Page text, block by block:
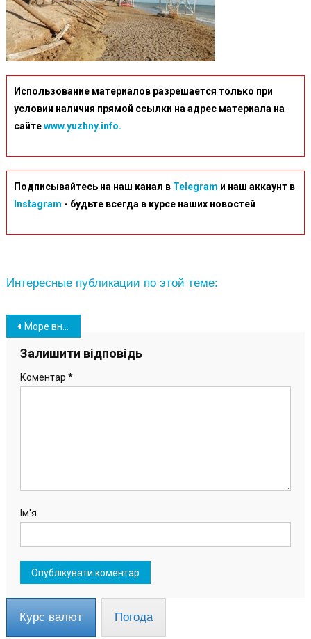
Использование материалов разрешается только при
условии наличия прямой ссылки на адрес материала на
сайтеwww.yuzhny.info.
Подписывайтесь на наш канал в Telegram и наш аккаунт в
Instagram - будьте всегда в курсе наших новостей
Интересные публикации по этой теме:
Навігація
записів
Море вновь смыло часть пляжа: в Южном заказали проект по берегоукреплению
Залишити відповідь
Коментар *
Ім'я
Курс валют Погода